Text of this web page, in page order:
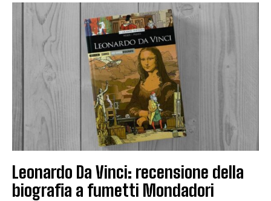
Leonardo Da Vinci: recensione della
biografia a fumetti Mondadori